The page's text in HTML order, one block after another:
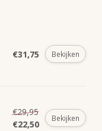
€31,75 Bekijken
€29,95
€22,50
Bekijken